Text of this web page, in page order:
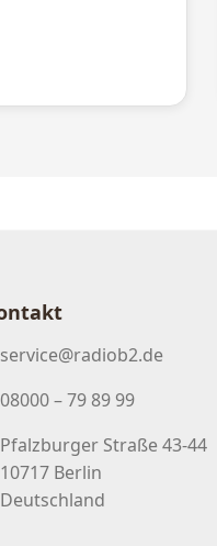
service@radiob2.de
08000 – 79 89 99
Pfalzburger Straße 43-44
10717 Berlin
Deutschland